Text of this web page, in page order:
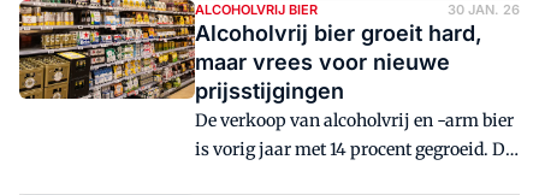
in op het creëren van nieuwe 0.0
biermomenten, waarbij Heineken 0.0
Ultimate de nieuwe loot aan de stam is
van verantwoord en nog gezonder
genieten.
ALCOHOLVRIJ BIER 30 JAN. 26
Alcoholvrij bier groeit hard,
maar vrees voor nieuwe
prijsstijgingen
De verkoop van alcoholvrij en -arm bier
is vorig jaar met 14 procent gegroeid. De